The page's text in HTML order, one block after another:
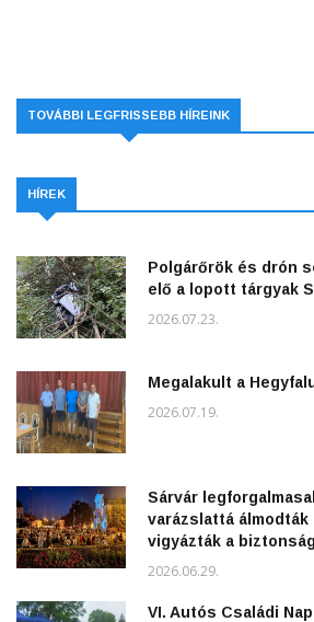
TOVÁBBI LEGFRISSEBB HÍREINK
HÍREK
Polgárőrök és drón
elő a lopott tárgyak
2026.07.23.
Megalakult a
2026.07.19.
Sárvár
varázslattá álmodták
vigyázták a
2026.06.29.
VI. Autós Családi